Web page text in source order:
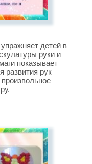
детей в
руки и
показывает
развития рук